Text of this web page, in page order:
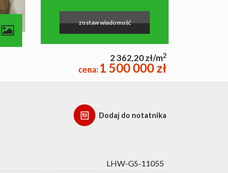
contributors
zostaw wiadomość
2 362,20 zł/m2
cena:1 500 000 zł
Dodaj do notatnika
LHW-GS-11055